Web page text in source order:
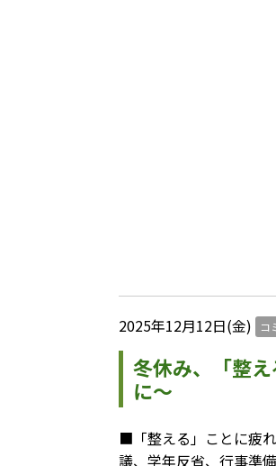
2025年12月12日(金) コ
冬休み、「整
に〜
■「整える」ことに疲
議、学年反省、行事準